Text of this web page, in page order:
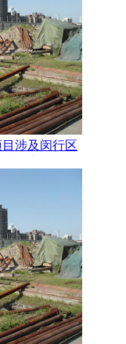
涉及闵行区